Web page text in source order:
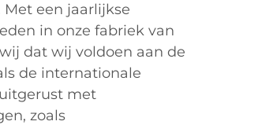
een jaarlijkse
in onze fabriek van
dat wij voldoen aan de
de internationale
met
zoals